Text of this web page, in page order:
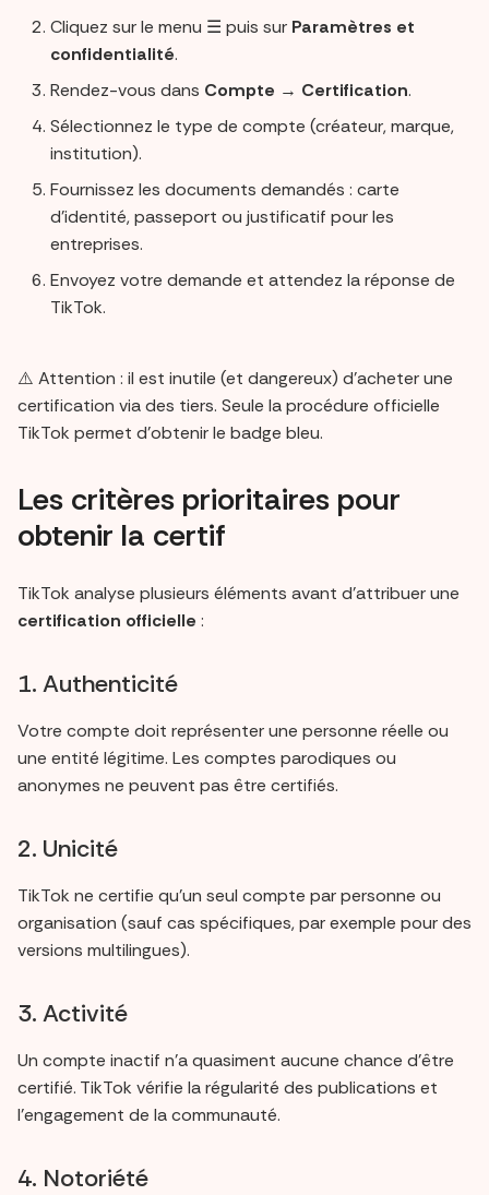
Cliquez sur le menu ☰ puis sur Paramètres et
confidentialité.
Rendez-vous dans Compte → Certification.
Sélectionnez le type de compte (créateur, marque,
institution).
Fournissez les documents demandés : carte
d’identité, passeport ou justificatif pour les
entreprises.
Envoyez votre demande et attendez la réponse de
TikTok.
⚠️ Attention : il est inutile (et dangereux) d’acheter une
certification via des tiers. Seule la procédure officielle
TikTok permet d’obtenir le badge bleu.
Les critères prioritaires pour
obtenir la certif
TikTok analyse plusieurs éléments avant d’attribuer une
certification officielle :
1. Authenticité
Votre compte doit représenter une personne réelle ou
une entité légitime. Les comptes parodiques ou
anonymes ne peuvent pas être certifiés.
2. Unicité
TikTok ne certifie qu’un seul compte par personne ou
organisation (sauf cas spécifiques, par exemple pour des
versions multilingues).
3. Activité
Un compte inactif n’a quasiment aucune chance d’être
certifié. TikTok vérifie la régularité des publications et
l’engagement de la communauté.
4. Notoriété